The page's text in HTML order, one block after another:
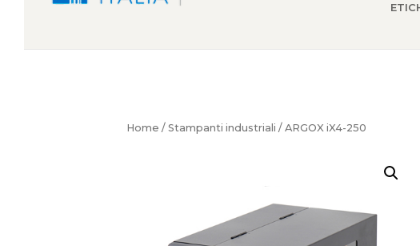
Home /Stampanti industriali / ARGOX iX4-250